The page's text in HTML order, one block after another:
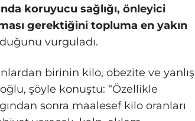
koruyucu sağlığı, önleyici
gerektiğini topluma en yakın
vurguladı.
birinin kilo, obezite ve yanlış
şöyle konuştu: “Özellikle
sonra maalesef kilo oranları